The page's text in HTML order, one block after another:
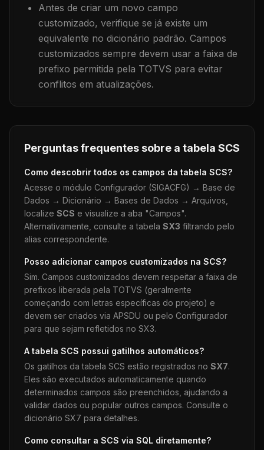
Antes de criar um novo campo
customizado, verifique se já existe um
equivalente no dicionário padrão. Campos
customizados sempre devem usar a faixa de
prefixo permitida pela TOTVS para evitar
conflitos em atualizações.
Perguntas frequentes sobre a tabela SCS
Como descobrir todos os campos da tabela SCS?
Acesse o módulo Configurador (SIGACFG) → Base de
Dados → Dicionário → Bases de Dados → Arquivos,
localize SCS e visualize a aba "Campos".
Alternativamente, consulte a tabela SX3 filtrando pelo
alias correspondente.
Posso adicionar campos customizados na SCS?
Sim. Campos customizados devem respeitar a faixa de
prefixos liberada pela TOTVS (geralmente
começando com letras específicas do projeto) e
devem ser criados via APSDU ou pelo Configurador
para que sejam refletidos no SX3.
A tabela SCS possui gatilhos automáticos?
Os gatilhos da tabela SCS estão registrados no SX7.
Eles são executados automaticamente quando
determinados campos são preenchidos, ajudando a
validar dados ou popular outros campos. Consulte o
dicionário SX7 para detalhes.
Como consultar a SCS via SQL diretamente?